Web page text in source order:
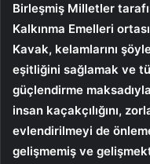
Birleşmiş Milletler
Kalkınma Emelleri
Kavak, kelamlarını
eşitliğini sağlamak ve
güçlendirme
insan kaçakçılığını,
evlendirilmeyi de
gelişmemiş ve